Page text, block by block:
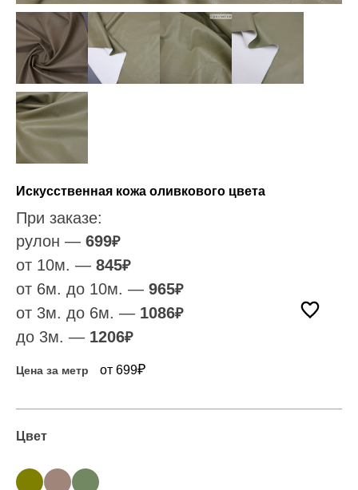
Искусственная кожа оливкового цвета
При заказе:
рулон — 699₽
от 10м. — 845₽
от 6м. до 10м. — 965₽
от 3м. до 6м. — 1086₽
до 3м. — 1206₽
Цена за метр от 699₽
Цвет